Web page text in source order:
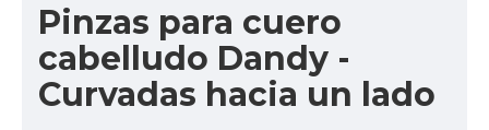
Pinzas para cuero
cabelludo Dandy -
Curvadas hacia un lado